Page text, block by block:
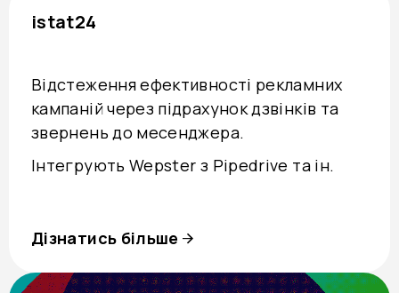
istat24
Відстеження ефективності рекламних
кампаній через підрахунок дзвінків та
звернень до месенджера.
Інтегрують Wepster з Pipedrive та ін.
Дізнатись більше